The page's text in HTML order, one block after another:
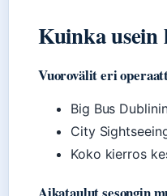
Kuinka usein
Vuorovälit eri
Big Bus
City
Koko kierros